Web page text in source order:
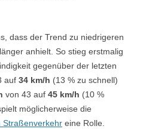
dass der Trend zu niedrigeren
anhielt. So stieg erstmalig
gegenüber der letzten
auf 34 km/h (13 % zu schnell)
von 43 auf 45 km/h (10 %
möglicherweise die
Straßenverkehr eine Rolle.